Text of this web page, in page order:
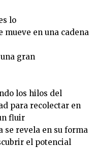
lo
mueve en una cadena
gran
los hilos del
para recolectar en
fluir
se revela en su forma
el potencial